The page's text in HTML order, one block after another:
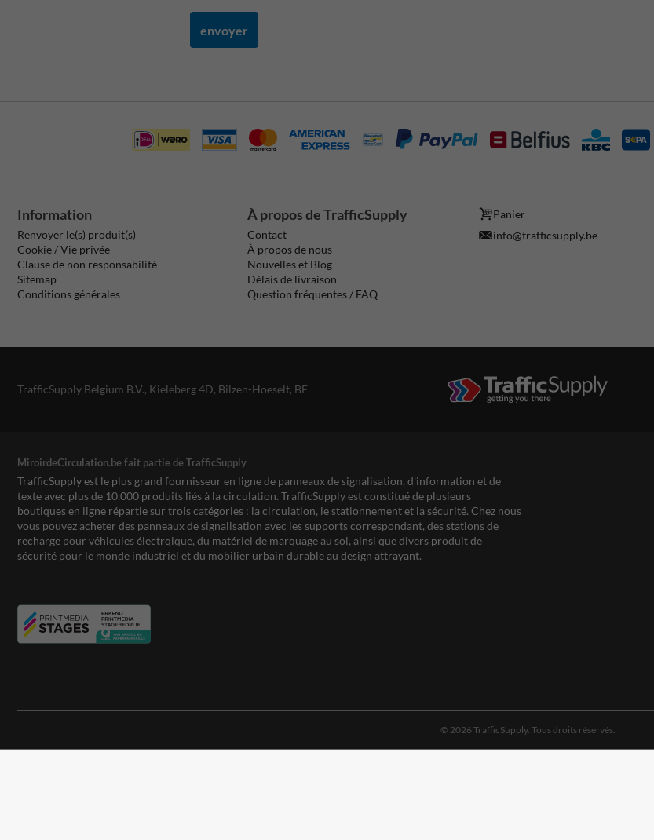
envoyer
Information
Renvoyer le(s) produit(s)
Cookie / Vie privée
Clause de non responsabilité
Sitemap
Conditions générales
À propos de TrafficSupply
Contact
À propos de nous
Nouvelles et Blog
Délais de livraison
Question fréquentes / FAQ
Panier
info@trafficsupply.be
TrafficSupply Belgium B.V., Kieleberg 4D, Bilzen-Hoeselt, BE
MiroirdeCirculation.be fait partie de TrafficSupply
TrafficSupply est le plus grand fournisseur en ligne de panneaux de signalisation, d'information et de
texte avec plus de 10.000 produits liés à la circulation. TrafficSupply est constitué de plusieurs
boutiques en ligne répartie sur trois catégories : la circulation, le stationnement et la sécurité. Chez nous
vous pouvez acheter des panneaux de signalisation avec les supports correspondant, des stations de
recharge pour véhicules électrqique, du matériel de marquage au sol, ainsi que divers produit de
sécurité pour le monde industriel et du mobilier urbain durable au design attrayant.
© 2026 TrafficSupply. Tous droits réservés.